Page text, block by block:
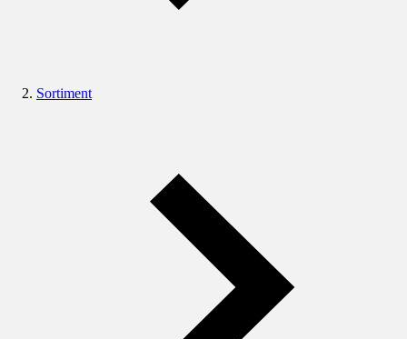
Sortiment